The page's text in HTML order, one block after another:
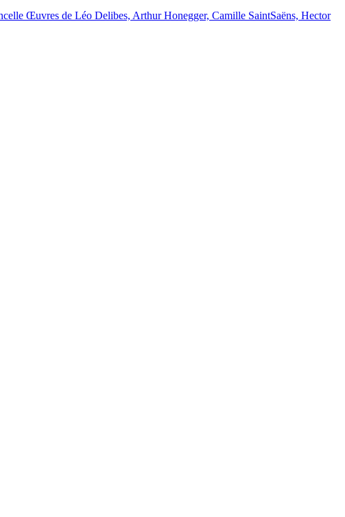
Œuvres de Léo Delibes, Arthur Honegger, Camille SaintSaëns, Hector